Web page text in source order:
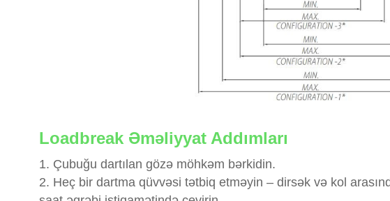
Loadbreak Əməliyyat Addımları
1. Çubuğu dartılan gözə möhkəm bərkidin.
2. Heç bir dartma qüvvəsi tətbiq etməyin – dirsək və kol